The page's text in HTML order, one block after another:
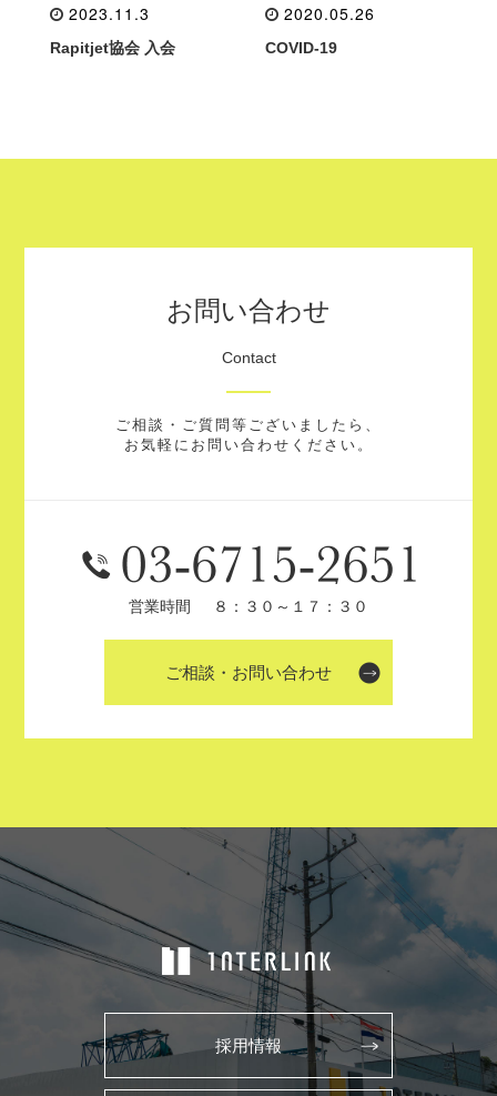
2023.11.3
Rapitjet協会 入会
2020.05.26
COVID-19
お問い合わせ
Contact
ご相談・ご質問等ございましたら、
お気軽にお問い合わせください。
営業時間 ８：３０～１７：３０
ご相談・お問い合わせ
採用情報